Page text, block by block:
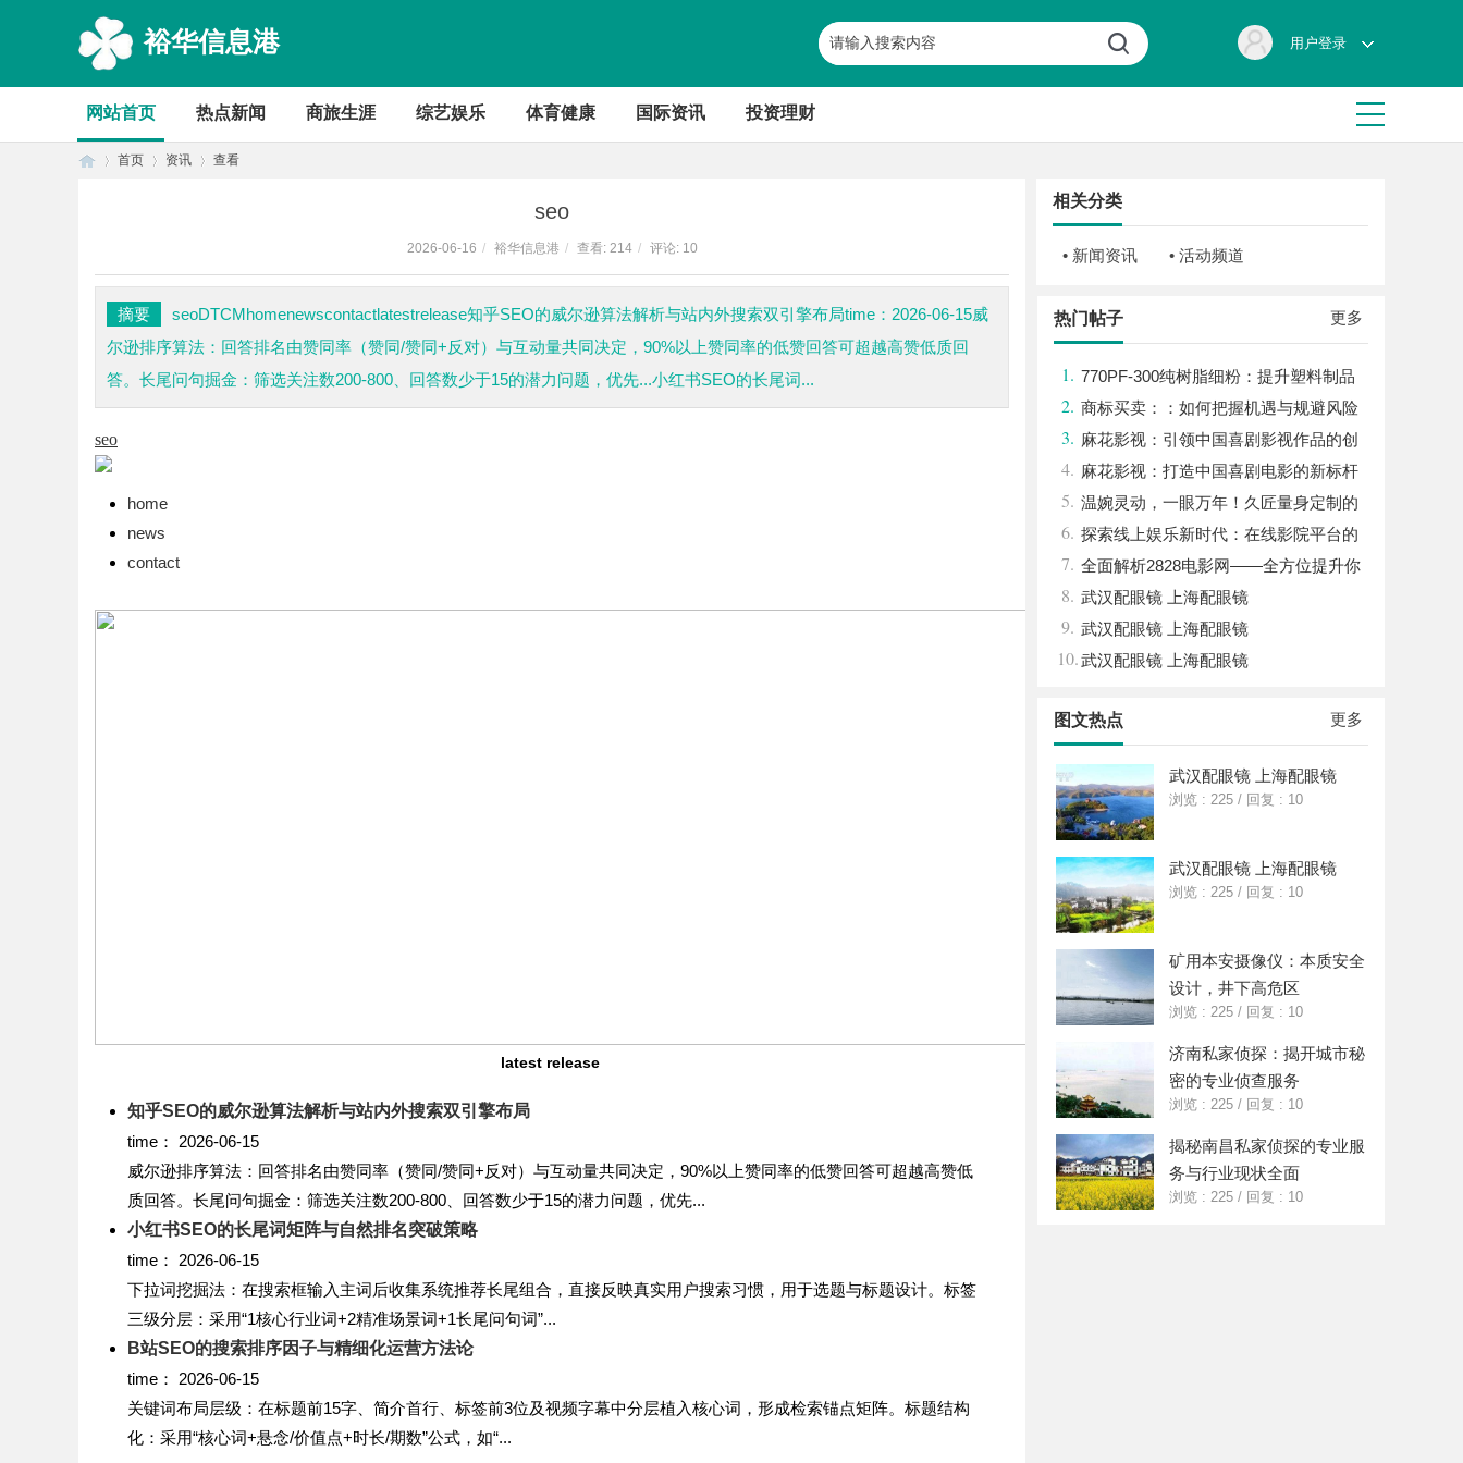
裕华信息港 用户登录
网站首页 热点新闻 商旅生涯 综艺娱乐 体育健康 国际资讯 投资理财
首页 资讯 查看
seo
2026-06-16 / 裕华信息港 / 查看: 214 / 评论: 10
摘要
seoDTCMhomenewscontactlatestrelease知乎SEO的威尔逊算法解析与站内外搜索双引擎布局time：2026-06-15威
尔逊排序算法：回答排名由赞同率（赞同/赞同+反对）与互动量共同决定，90%以上赞同率的低赞回答可超越高赞低质回
答。长尾问句掘金：筛选关注数200-800、回答数少于15的潜力问题，优先...小红书SEO的长尾词...
seo
home
news
contact
latest release
知乎SEO的威尔逊算法解析与站内外搜索双引擎布局
time：
2026-06-15
威尔逊排序算法：回答排名由赞同率（赞同/赞同+反对）与互动量共同决定，90%以上赞同率的低赞回答可超越高赞低
质回答。长尾问句掘金：筛选关注数200-800、回答数少于15的潜力问题，优先...
小红书SEO的长尾词矩阵与自然排名突破策略
time：
2026-06-15
下拉词挖掘法：在搜索框输入主词后收集系统推荐长尾组合，直接反映真实用户搜索习惯，用于选题与标题设计。标签
三级分层：采用“1核心行业词+2精准场景词+1长尾问句词”...
B站SEO的搜索排序因子与精细化运营方法论
time：
2026-06-15
关键词布局层级：在标题前15字、简介首行、标签前3位及视频字幕中分层植入核心词，形成检索锚点矩阵。标题结构
化：采用“核心词+悬念/价值点+时长/期数”公式，如“...
相关分类
• 新闻资讯 • 活动频道
更多
热门帖子
1. 770PF-300纯树脂细粉：提升塑料制品
性能的新选择
2. 商标买卖：：如何把握机遇与规避风险
3. 麻花影视：引领中国喜剧影视作品的创
新与发展之路
4. 麻花影视：打造中国喜剧电影的新标杆
与文化现象
5. 温婉灵动，一眼万年！久匠量身定制的
眉眼唇，才是你整张脸的点睛之笔！淡颜系
女生的气质加分项
6. 探索线上娱乐新时代：在线影院平台的
魅力与未来发展趋势
7. 全面解析2828电影网——全方位提升你
的观影体验平台
8. 武汉配眼镜 上海配眼镜
9. 武汉配眼镜 上海配眼镜
10.武汉配眼镜 上海配眼镜
更多
图文热点
武汉配眼镜 上海配眼镜
浏览 : 225 / 回复 : 10
武汉配眼镜 上海配眼镜
浏览 : 225 / 回复 : 10
矿用本安摄像仪：本质安全
设计，井下高危区
浏览 : 225 / 回复 : 10
济南私家侦探：揭开城市秘
密的专业侦查服务
浏览 : 225 / 回复 : 10
揭秘南昌私家侦探的专业服
务与行业现状全面
浏览 : 225 / 回复 : 10